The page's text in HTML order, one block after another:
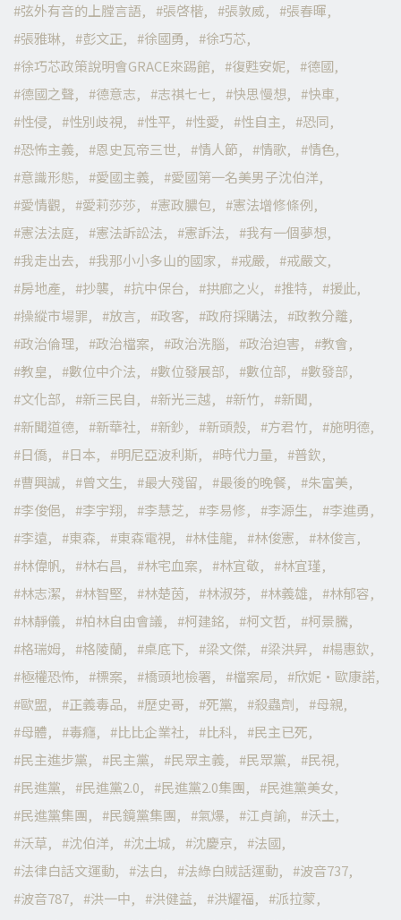
弦外有音的上膛言語
張啓楷 張敦威
張春暉
張雅琳
彭文正 徐國勇
徐巧芯
徐巧芯政策說明會GRACE來踢館
復甦安妮
德國
德國之聲
德意志 志祺七七 快思慢想
快車
性侵
性別歧視 性平 性愛 性自主
恐同
恐怖主義
恩史瓦帝三世 情人節 情歌
情色
意識形態
愛國主義
愛國第一名美男子沈伯洋
愛情觀
愛莉莎莎 憲政膿包
憲法增修條例
憲法法庭
憲法訴訟法 憲訴法
我有一個夢想
我走出去
我那小小多山的國家 戒嚴
戒嚴文
房地產
抄襲 抗中保台 拱廊之火 推特
援此
操縱市場罪
放言 政客 政府採購法
政教分離
政治倫理
政治檔案 政治洗腦 政治迫害
教會
教皇
數位中介法 數位發展部 數位部
數發部
文化部
新三民自 新光三越 新竹
新聞
新聞道德
新華社 新鈔 新頭殼 方君竹
施明德
日僑
日本 明尼亞波利斯 時代力量
普欽
曹興誠
曾文生 最大殘留 最後的晚餐
朱富美
李俊俋
李宇翔 李慧芝 李易修 李源生
李進勇
李遠
東森 東森電視 林佳龍 林俊憲
林俊言
林偉帆
林右昌 林宅血案 林宜敬
林宜瑾
林志潔
林智堅 林楚茵 林淑芬 林義雄
林郁容
林靜儀
柏林自由會議 柯建銘 柯文哲
柯景騰
格瑞姆
格陵蘭 桌底下 梁文傑 梁洪昇
楊惠欽
極權恐怖
標案 橋頭地檢署 檔案局
欣妮·歐康諾
歐盟
正義毒品 歷史哥 死黨 殺蟲劑
母親
母體
毒癮 比比企業社 比科
民主已死
民主進步黨
民主黨 民眾主義 民眾黨
民視
民進黨
民進黨2.0 民進黨2.0集團
民進黨美女
民進黨集團
民鏡黨集團 氣爆 江貞諭
沃土
沃草
沈伯洋 沈土城 沈慶京
法國
法律白話文運動
法白 法綠白賊話運動
波音737
波音787
洪一中 洪健益 洪耀福
派拉蒙